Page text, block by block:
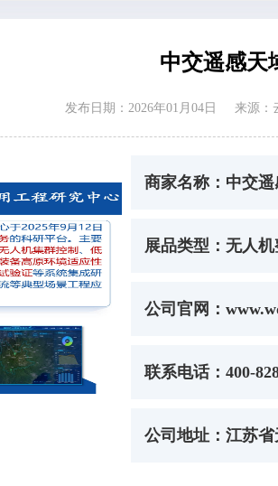
中交遥感天
发布日期：2026年01月04日 来源：
商家名称：中交
展品类型：无人
公司官网：
联系电话：400-
公司地址：江苏